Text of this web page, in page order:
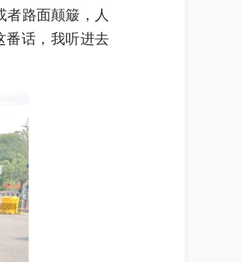
者路面颠簸，人
番话，我听进去